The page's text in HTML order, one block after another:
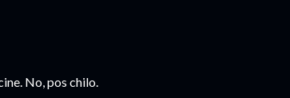
No, pos chilo.